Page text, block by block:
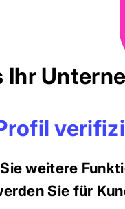
Ihr
weitere
Sie für